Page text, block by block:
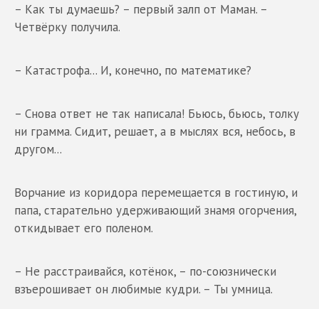
– Как ты думаешь? – первый залп от Маман. –
Четвёрку получила.
– Катастрофа... И, конечно, по математике?
– Снова ответ не так написала! Бьюсь, бьюсь, толку
ни грамма. Сидит, решает, а в мыслях вся, небось, в
другом...
Ворчание из коридора перемещается в гостиную, и
папа, старательно удерживающий знамя огорчения,
откидывает его поленом.
– Не расстраивайся, котёнок, – по-союзнически
взъерошивает он любимые кудри. – Ты умница.